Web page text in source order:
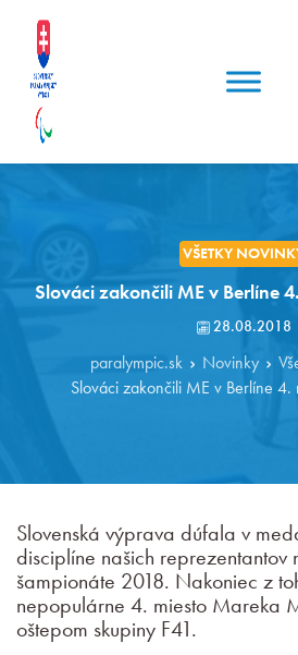
VŠETKY
Slováci zakončili ME v Berlíne
28.08.2018
paralympic.sk Novinky
Slováci zakončili ME v Berlíne 4.
Slovenská výprava dúfala v
disciplíne našich reprezentantov
šampionáte 2018. Nakoniec z
nepopulárne 4. miesto Mareka
oštepom skupiny F41.